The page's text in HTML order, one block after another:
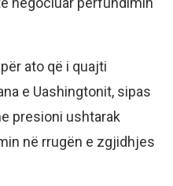
ato që i quajti
e Uashingtonit, sipas
presioni ushtarak
në rrugën e zgjidhjes